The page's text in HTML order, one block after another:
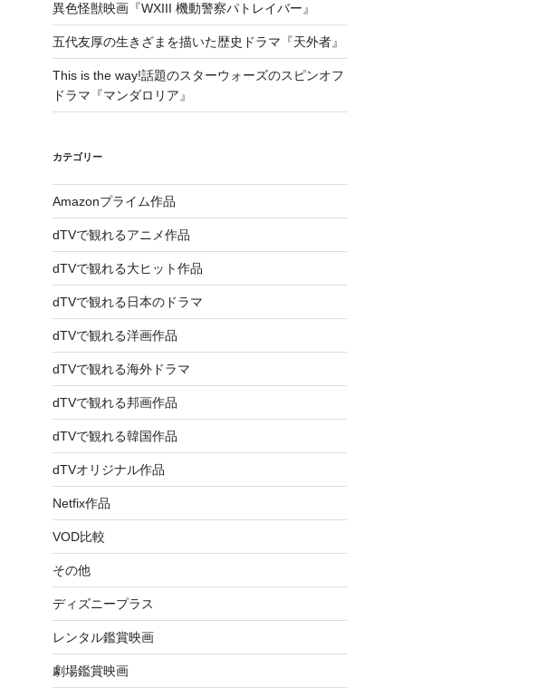
異色怪獣映画『WXIII 機動警察パトレイバー』
五代友厚の生きざまを描いた歴史ドラマ『天外者』
This is the way!話題のスターウォーズのスピンオフ
ドラマ『マンダロリア』
カテゴリー
Amazonプライム作品
dTVで観れるアニメ作品
dTVで観れる大ヒット作品
dTVで観れる日本のドラマ
dTVで観れる洋画作品
dTVで観れる海外ドラマ
dTVで観れる邦画作品
dTVで観れる韓国作品
dTVオリジナル作品
Netfix作品
VOD比較
その他
ディズニープラス
レンタル鑑賞映画
劇場鑑賞映画